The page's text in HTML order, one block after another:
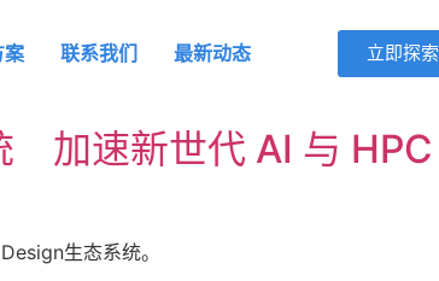
系我们
立即探索
English
繁體中文
案 联系我们 最新动态 立即探索
加速新世代 AI 与 HPC
生态系统。